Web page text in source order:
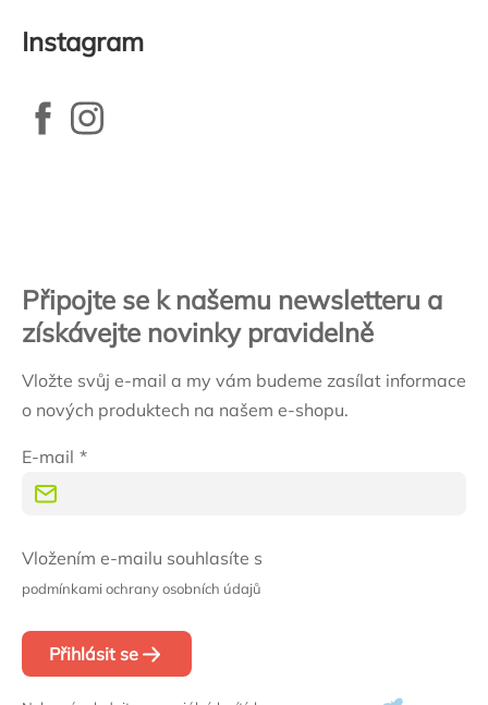
Instagram
Připojte se k našemu newsletteru a
získávejte novinky pravidelně
Vložte svůj e-mail a my vám budeme zasílat informace
o nových produktech na našem e-shopu.
E-mail
Vložením e-mailu souhlasíte s
podmínkami ochrany osobních údajů
Přihlásit se